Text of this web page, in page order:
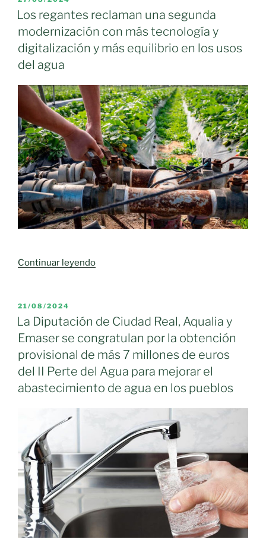
al
Ayuntamiento
acerca
de
continuos
cortes
de
agua
en
Moral
de
Calatrava»
EL
Los regantes reclaman una segunda
modernización con más tecnología y
digitalización y más equilibrio en los usos
del agua
Continuar leyendo«Los
segunda
modernización
con
más
tecnología
y
equilibrio
en
los
usos
del
PUBLICADO
EL
21/08/2024
La Diputación de Ciudad Real, Aqualia y
Emaser se congratulan por la obtención
provisional de más 7 millones de euros
del II Perte del Agua para mejorar el
abastecimiento de agua en los pueblos